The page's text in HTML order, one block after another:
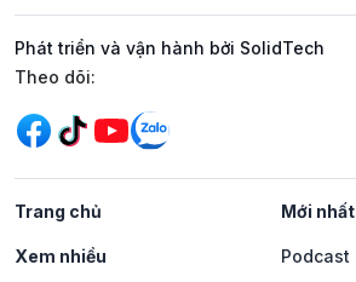
Phát triển và vận hành bởi SolidTech
Mạng xã hội
Theo dõi:
Trang chủ Mới nhất
Xem nhiều Podcast